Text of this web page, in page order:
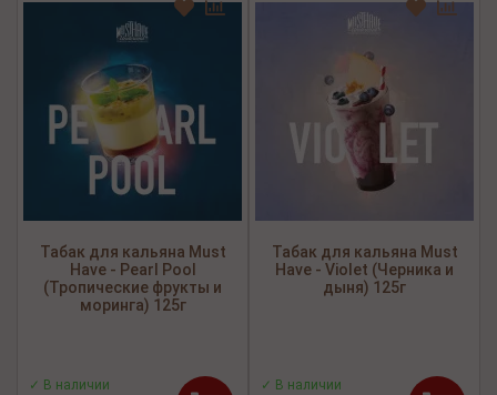
Табак для кальяна Must
Have - Pearl Pool
(Тропические фрукты и
моринга) 125г
✓ В наличии
Табак для кальяна Must
Have - Violet (Черника и
дыня) 125г
✓ В наличии